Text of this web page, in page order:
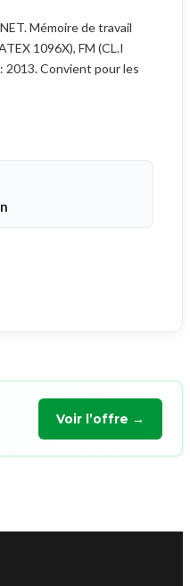
Mémoire de travail
1096X), FM (CL.I
2013. Convient pour les
Voir l’offre →